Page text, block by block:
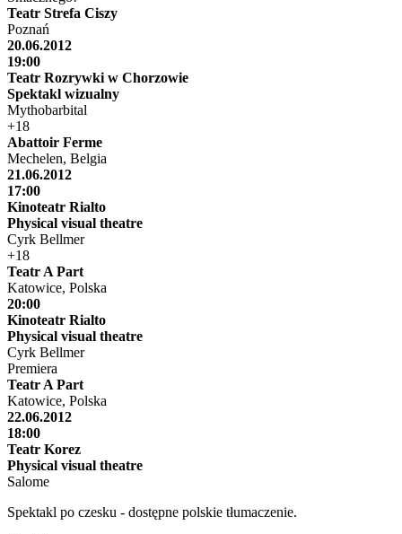
Teatr Strefa Ciszy
Poznań
20.06.2012
19:00
Teatr Rozrywki w Chorzowie
Spektakl wizualny
Mythobarbital
+18
Abattoir Ferme
Mechelen, Belgia
21.06.2012
17:00
Kinoteatr Rialto
Physical visual theatre
Cyrk Bellmer
+18
Teatr A Part
Katowice, Polska
20:00
Kinoteatr Rialto
Physical visual theatre
Cyrk Bellmer
Premiera
Teatr A Part
Katowice, Polska
22.06.2012
18:00
Teatr Korez
Physical visual theatre
Salome
Spektakl po czesku - dostępne polskie tłumaczenie.